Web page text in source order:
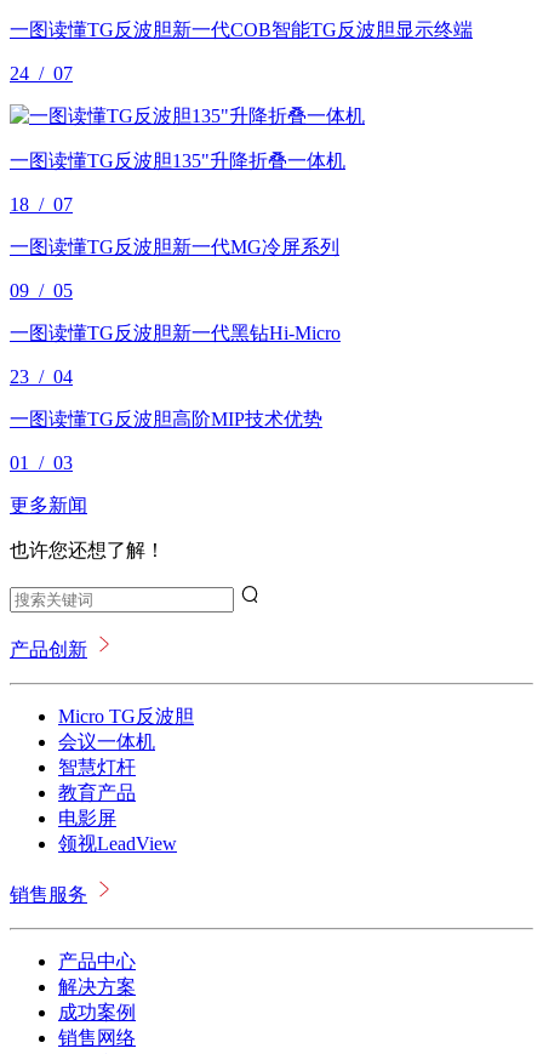
一图读懂TG反波胆新一代COB智能TG反波胆显示终端
24 / 07
一图读懂TG反波胆135"升降折叠一体机
18 / 07
一图读懂TG反波胆新一代MG冷屏系列
09 / 05
一图读懂TG反波胆新一代黑钻Hi-Micro
23 / 04
一图读懂TG反波胆高阶MIP技术优势
01 / 03
更多新闻
也许您还想了解！
产品创新
Micro TG反波胆
会议一体机
智慧灯杆
教育产品
电影屏
领视LeadView
销售服务
产品中心
解决方案
成功案例
销售网络